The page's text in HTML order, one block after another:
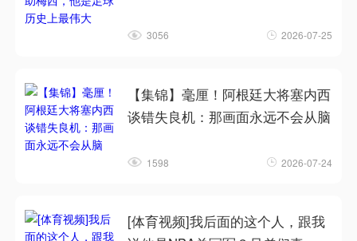
3056 2026-07-25
【集锦】毫厘！阿根廷大将塞内西
谈错失良机：那画面永远不会从脑
1598 2026-07-24
[体育视频]我后面的这个人，跟我